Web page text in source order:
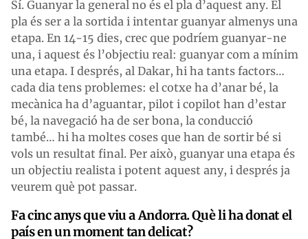
Sí. Guanyar la general no és el pla d’aquest any. El
pla és ser a la sortida i intentar guanyar almenys una
etapa. En 14-15 dies, crec que podríem guanyar-ne
una, i aquest és l’objectiu real: guanyar com a mínim
una etapa. I després, al Dakar, hi ha tants factors…
cada dia tens problemes: el cotxe ha d’anar bé, la
mecànica ha d’aguantar, pilot i copilot han d’estar
bé, la navegació ha de ser bona, la conducció
també… hi ha moltes coses que han de sortir bé si
vols un resultat final. Per això, guanyar una etapa és
un objectiu realista i potent aquest any, i després ja
veurem què pot passar.
Fa cinc anys que viu a Andorra. Què li ha donat el
país en un moment tan delicat?